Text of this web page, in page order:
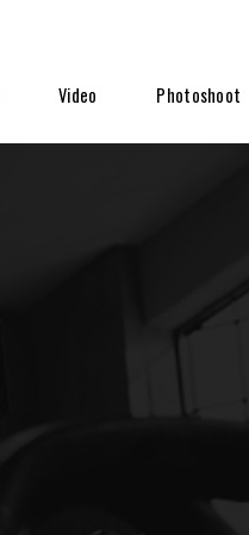
Video Photoshoot